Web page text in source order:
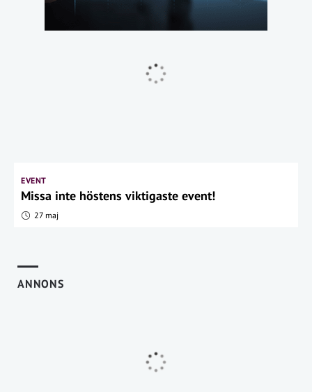
EVENT
Missa inte höstens viktigaste event!
27 maj
ANNONS